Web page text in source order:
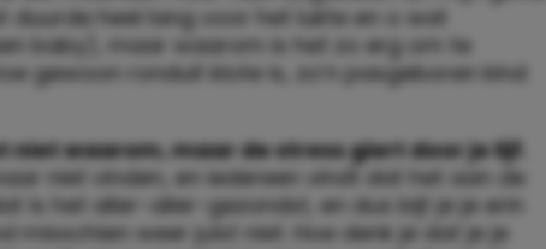
duurde heel lang voor het lukte en o wat
baby), maar waarom is het zo erg om te
gewoon ronduit klote is, zo’n pasgeboren kind
niet waarom, maar de stress giert door je lijf.
niet vinden, en iedereen vindt dat het aan de
is het aller-aller-gezondst, en dus bijt je je erin
misschien weer juist niet. Hoe denk je dat je je